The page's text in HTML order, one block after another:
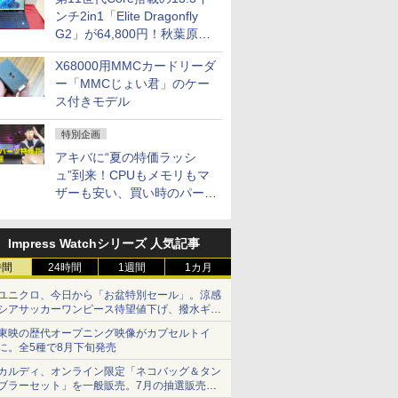
ンチ2in1「Elite Dragonfly
G2」が64,800円！秋葉原で
中古PCセール
X68000用MMCカードリーダ
ー「MMCじょい君」のケー
ス付きモデル
特別企画
アキバに“夏の特価ラッシ
ュ”到来！CPUもメモリもマ
ザーも安い、買い時のパーツ
Impress Watchシリーズ 人気記事
24時間 1週間 1カ月
ニクロ、今日から「お盆特別セール」。涼感
アサッカーワンピース待望値下げ、撥水ギア
ョーツは1990円に
映の歴代オープニング映像がカプセルトイ
。全5種で8月下旬発売
ルディ、オンライン限定「ネコバッグ＆タン
ラーセット」を一般販売。7月の抽選販売の